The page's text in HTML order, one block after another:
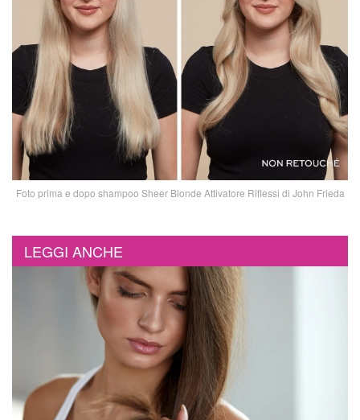
Foto prima e dopo shampoo Sheer Blonde Attivatore Riflessi di John Frieda
LEGGI ANCHE